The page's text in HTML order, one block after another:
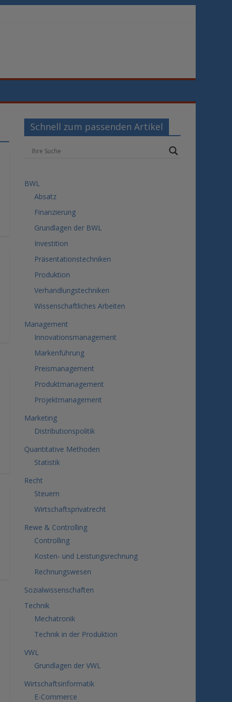
Schnell zum passenden Artikel
BWL
Absatz
Finanzierung
Grundlagen der BWL
Investition
Präsentationstechniken
Produktion
Verhandlungstechniken
Wissenschaftliches Arbeiten
Management
Innovationsmanagement
Markenführung
Preismanagement
Produktmanagement
Projektmanagement
Marketing
Distributionspolitik
Quantitative Methoden
Statistik
Recht
Steuern
Wirtschaftsprivatrecht
Rewe & Controlling
Controlling
Kosten- und Leistungsrechnung
Rechnungswesen
Sozialwissenschaften
Technik
Mechatronik
Technik in der Produktion
VWL
Grundlagen der VWL
Wirtschaftsinformatik
E-Commerce